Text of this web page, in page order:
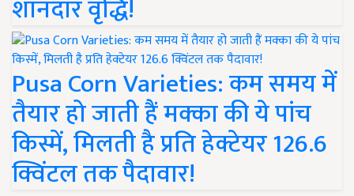
शानदार वृद्धि!
Pusa Corn Varieties: कम समय में
तैयार हो जाती हैं मक्का की ये पांच
किस्में, मिलती है प्रति हेक्टेयर 126.6
क्विंटल तक पैदावार!